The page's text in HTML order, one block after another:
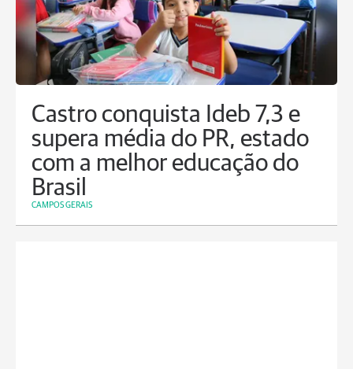
Castro conquista Ideb 7,3 e
supera média do PR, estado
com a melhor educação do
Brasil
CAMPOS GERAIS